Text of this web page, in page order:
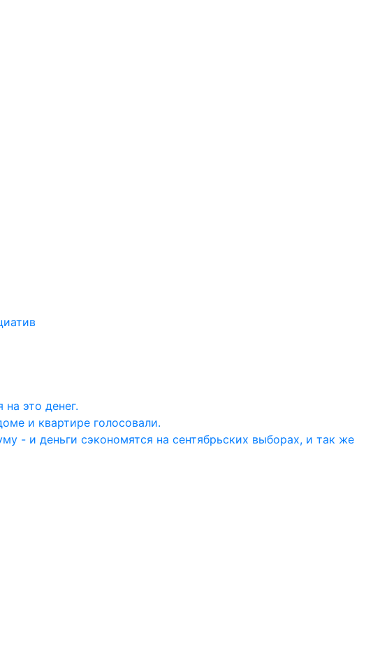
это денег.
и квартире голосовали.
- и деньги сэкономятся на сентябрьских выборах, и так же